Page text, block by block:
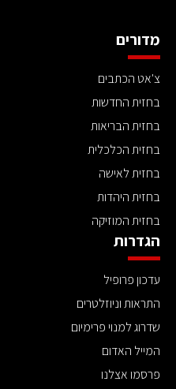
מדורים
צ'אט הכתבים
בחזית החדשות
בחזית הבריאות
בחזית הכלכלית
בחזית לאישה
בחזית היהדות
בחזית המוזיקה
הגדרות
עדכון פרופיל
התראות וניוזלטרים
שדרוג למנוי פרימיום
המייל האדום
פרסמו אצלנו